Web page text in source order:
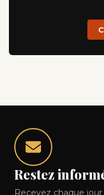
Restez
Recevez chaque